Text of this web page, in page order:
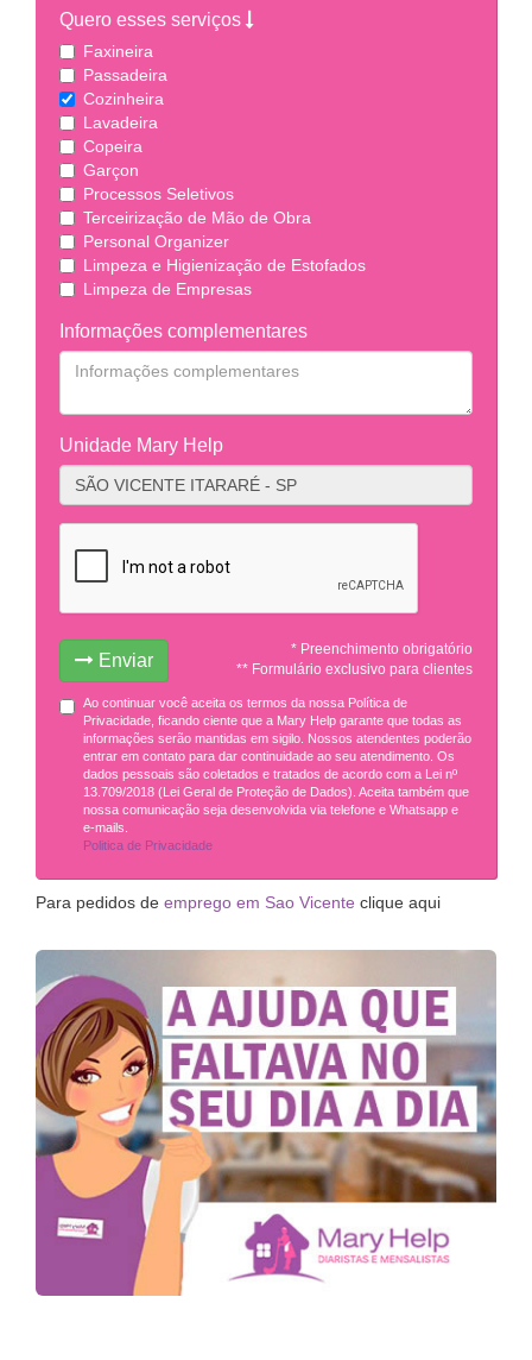
Quero esses serviços
Faxineira
Passadeira
Cozinheira
Lavadeira
Copeira
Garçon
Processos Seletivos
Terceirização de Mão de Obra
Personal Organizer
Limpeza e Higienização de Estofados
Limpeza de Empresas
Informações complementares
Unidade Mary Help
Enviar
* Preenchimento obrigatório
** Formulário exclusivo para clientes
Ao continuar você aceita os termos da nossa Política de
Privacidade, ficando ciente que a Mary Help garante que todas as
informações serão mantidas em sigilo. Nossos atendentes poderão
entrar em contato para dar continuidade ao seu atendimento. Os
dados pessoais são coletados e tratados de acordo com a Lei nº
13.709/2018 (Lei Geral de Proteção de Dados). Aceita também que
nossa comunicação seja desenvolvida via telefone e Whatsapp e
e-mails.
Politica de Privacidade
Para pedidos de emprego em Sao Vicente clique aqui